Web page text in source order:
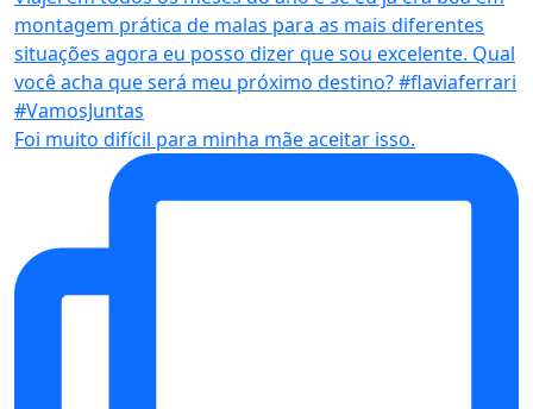
Foi muito difícil para minha mãe aceitar isso.